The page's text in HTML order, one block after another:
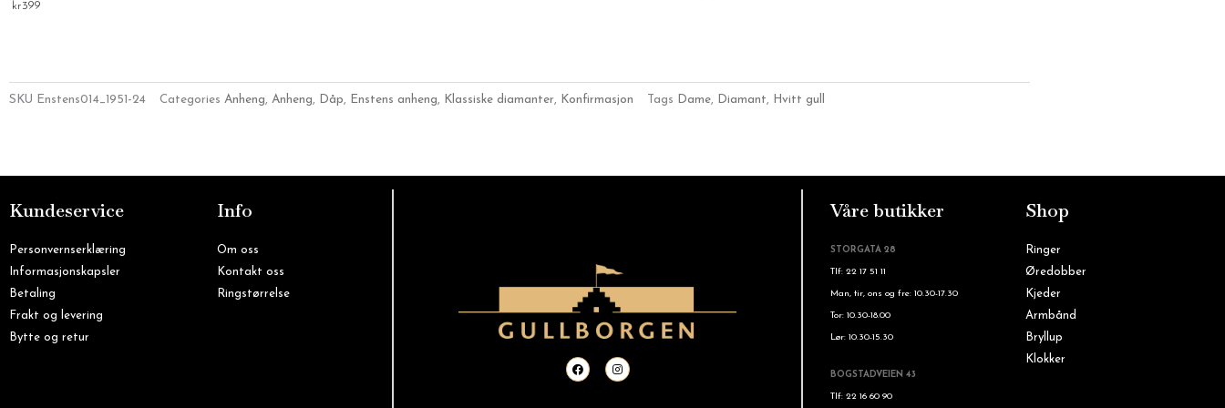
kr399
SKU Enstens014_1951-24 Categories Anheng, Anheng, Dåp, Enstens anheng, Klassiske diamanter, Konfirmasjon Tags Dame, Diamant, Hvitt gull
Kundeservice
Personvernserklæring
Informasjonskapsler
Betaling
Frakt og levering
Bytte og retur
Info
Om oss
Kontakt oss
Ringstørrelse
F
a
c
I
n
s
Våre butikker
STORGATA 28
Tlf: 22 17 51 11
Man, tir, ons og fre: 10.30-17.30
Tor: 10.30-18.00
Lør: 10.30-15.30
BOGSTADVEIEN 43
Tlf: 22 16 60 90
Shop
Ringer
Øredobber
Kjeder
Armbånd
Bryllup
Klokker